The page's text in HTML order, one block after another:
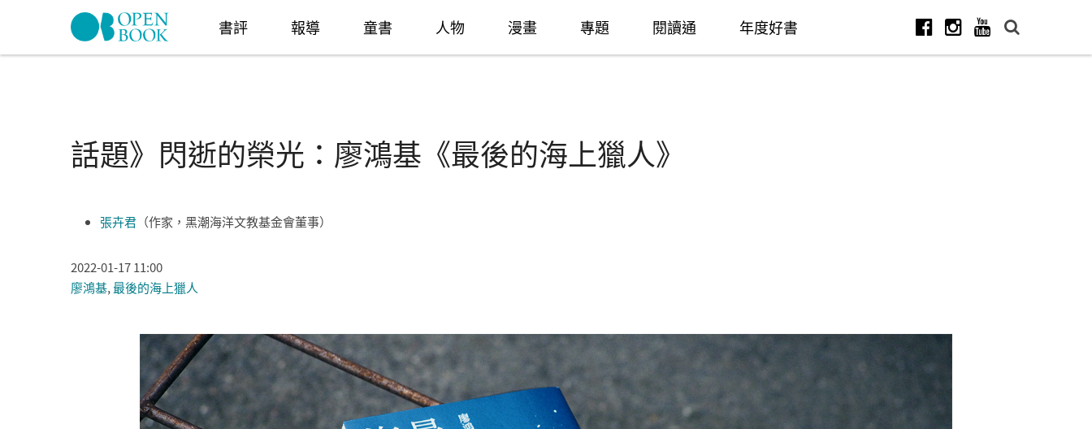
Skip to navigation
書評 報導 童書 人物 漫畫 專題 閱讀通 年度好書
話題》閃逝的榮光：廖鴻基《最後的海上獵人》
張卉君 （作家，黑潮海洋文教基金會董事）
2022-01-17 11:00
廖鴻基,最後的海上獵人